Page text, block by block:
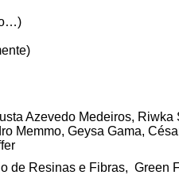
Azevedo Medeiros,
Memmo, Geysa Gama,
de Resinas e Fibras, Green